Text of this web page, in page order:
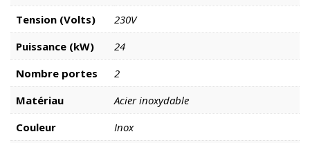
Tension (Volts)
230V
Puissance (kW)
24
Nombre portes
2
Matériau
Acier inoxydable
Couleur
Inox